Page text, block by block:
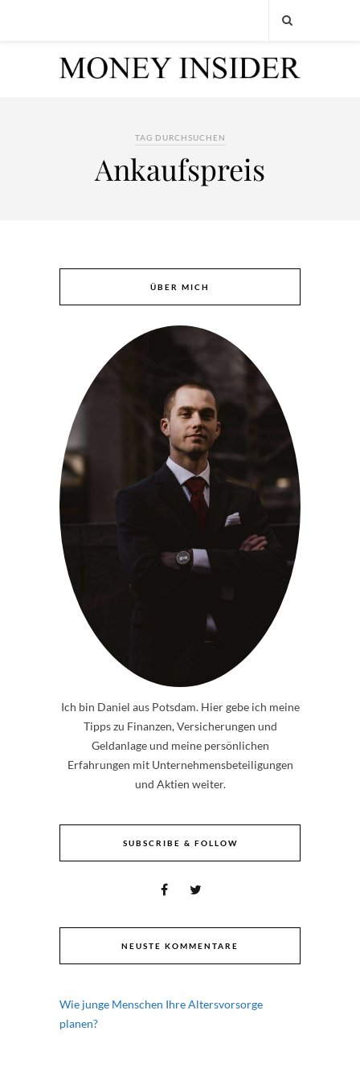
TAG DURCHSUCHEN
Ankaufspreis
ÜBER MICH
Ich bin Daniel aus Potsdam. Hier gebe ich meine
Tipps zu Finanzen, Versicherungen und
Geldanlage und meine persönlichen
Erfahrungen mit Unternehmensbeteiligungen
und Aktien weiter.
SUBSCRIBE & FOLLOW
NEUSTE KOMMENTARE
Wie junge Menschen Ihre Altersvorsorge
planen?